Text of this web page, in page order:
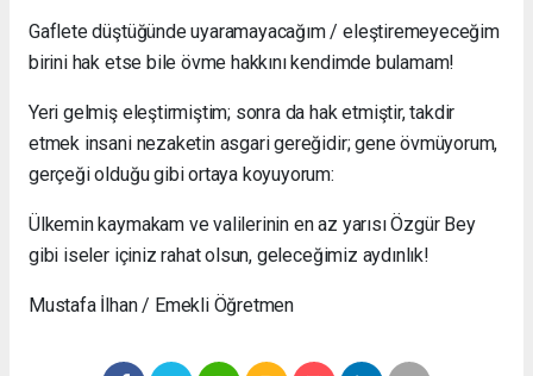
Gaflete düştüğünde uyaramayacağım / eleştiremeyeceğim
birini hak etse bile övme hakkını kendimde bulamam!
Yeri gelmiş eleştirmiştim; sonra da hak etmiştir, takdir
etmek insani nezaketin asgari gereğidir; gene övmüyorum,
gerçeği olduğu gibi ortaya koyuyorum:
Ülkemin kaymakam ve valilerinin en az yarısı Özgür Bey
gibi iseler içiniz rahat olsun, geleceğimiz aydınlık!
Mustafa İlhan / Emekli Öğretmen